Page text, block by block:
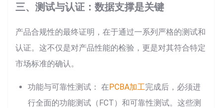
三、测试与认证：数据支撑是关键
产品合规性的最终证明，在于通过一系列严格的测试和
认证。这不仅是对产品性能的检验，更是对其符合特定
市场标准的确认。
功能与可靠性测试： 在PCBA加工完成后，必须进
行全面的功能测试（FCT）和可靠性测试。这些测